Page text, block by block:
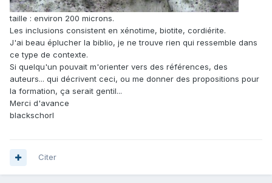
taille : environ 200 microns.
Les inclusions consistent en xénotime, biotite, cordiérite.
J'ai beau éplucher la biblio, je ne trouve rien qui ressemble dans
ce type de contexte.
Si quelqu'un pouvait m'orienter vers des références, des
auteurs... qui décrivent ceci, ou me donner des propositions pour
la formation, ça serait gentil...
Merci d'avance
blackschorl
Citer